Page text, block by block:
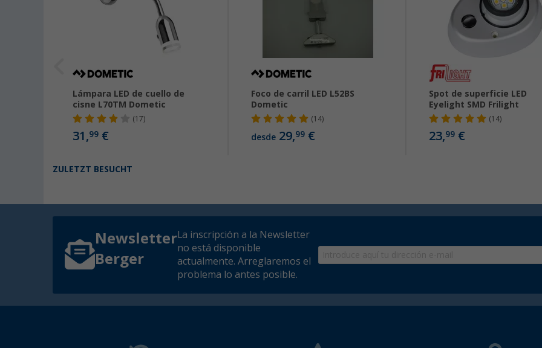
Lámpara LED de cuello de
cisne L70TM Dometic
(17)
31,99 €
Foco de carril LED L52BS
Dometic
(14)
desde29,99€
Spot de superficie LED
Eyelight SMD Frilight
(14)
23,99 €
ZULETZT BESUCHT
Newsletter
Berger
La inscripción a la Newsletter
no está disponible
actualmente. Arreglaremos el
problema lo antes posible.